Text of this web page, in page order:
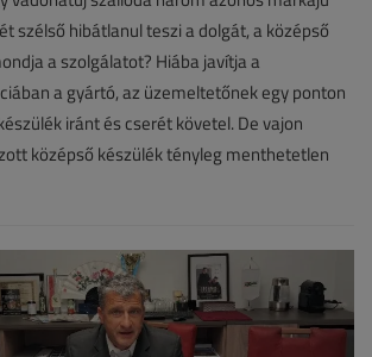
szélső hibátlanul teszi a dolgát, a középső
a szolgálatot? Hiába javítja a
a gyártó, az üzemeltetőnek egy ponton
iránt és cserét követel. De vajon
középső készülék tényleg menthetetlen